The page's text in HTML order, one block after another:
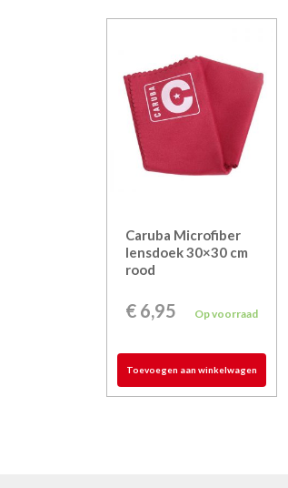
Caruba Microfiber
lensdoek 30×30 cm
rood
€ 6,95 Op voorraad
Toevoegen aan winkelwagen